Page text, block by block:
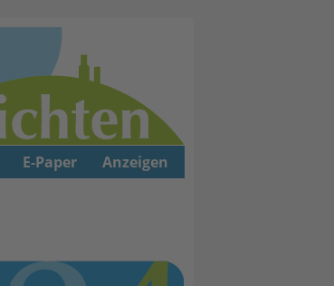
E-Paper Anzeigen